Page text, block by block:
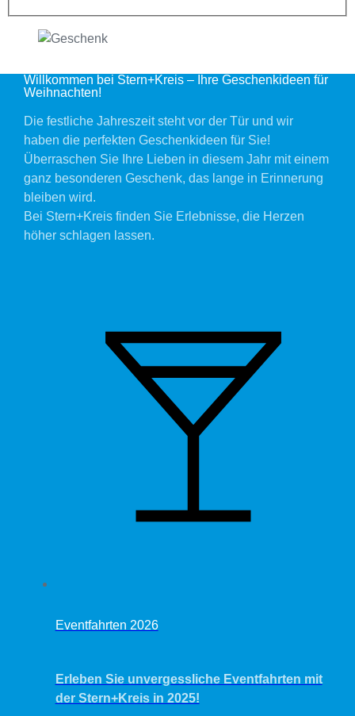
Willkommen bei Stern+Kreis – Ihre Geschenkideen für
Weihnachten!
Die festliche Jahreszeit steht vor der Tür und wir
haben die perfekten Geschenkideen für Sie!
Überraschen Sie Ihre Lieben in diesem Jahr mit einem
ganz besonderen Geschenk, das lange in Erinnerung
bleiben wird.
Bei Stern+Kreis finden Sie Erlebnisse, die Herzen
höher schlagen lassen.
Eventfahrten 2026
Erleben Sie unvergessliche Eventfahrten mit
der Stern+Kreis in 2025!